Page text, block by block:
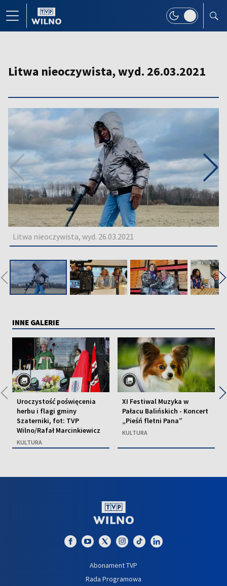
Litwa nieoczywista, wyd. 26.03.2021
Litwa nieoczywista, wyd. 26.03.2021
◀ ▶
INNE GALERIE
Uroczystość poświęcenia
herbu i flagi gminy
Szaterniki, fot: TVP
Wilno/Rafał Marcinkiewicz
KULTURA
XI Festiwal Muzyka w
Pałacu Balińskich - Koncert
„Pieśń fletni Pana”
KULTURA
◀ ▶
Abonament TVP
Rada Programowa